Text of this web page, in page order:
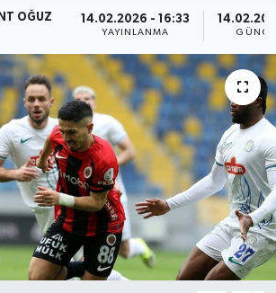
OĞUZ 14.02.2026 - 16:33
YAYINLANMA